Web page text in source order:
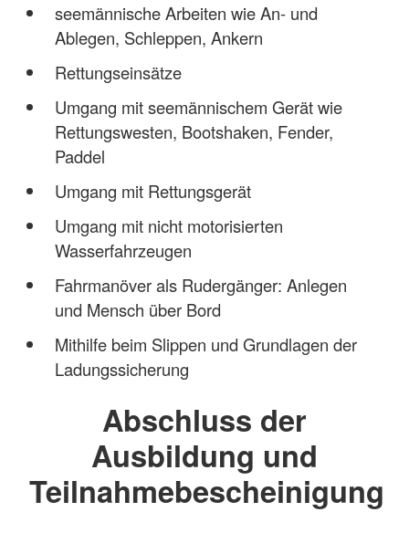
seemännische Arbeiten wie An- und
Ablegen, Schleppen, Ankern
Rettungseinsätze
Umgang mit seemännischem Gerät wie
Rettungswesten, Bootshaken, Fender,
Paddel
Umgang mit Rettungsgerät
Umgang mit nicht motorisierten
Wasserfahrzeugen
Fahrmanöver als Rudergänger: Anlegen
und Mensch über Bord
Mithilfe beim Slippen und Grundlagen der
Ladungssicherung
Abschluss der
Ausbildung und
Teilnahmebescheinigung